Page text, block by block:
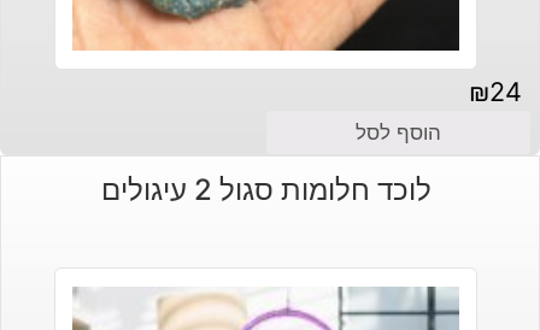
₪24
הוסף לסל
לוכד חלומות סגול 2 עיגולים